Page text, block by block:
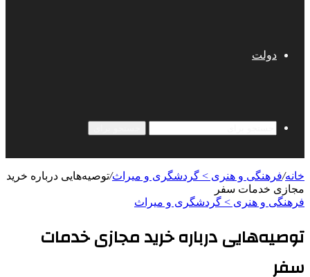
دولت
خانه/فرهنگی و هنری > گردشگری و میراث/توصیه‌هایی درباره خرید
مجازی خدمات سفر
فرهنگی و هنری > گردشگری و میراث
توصیه‌هایی درباره خرید مجازی خدمات
سفر